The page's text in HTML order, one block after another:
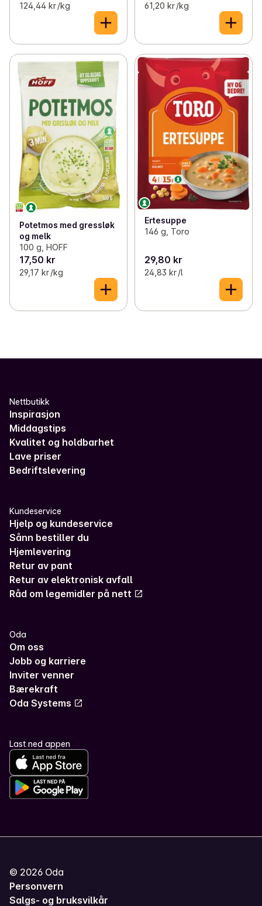
124,44 kr /kg 61,20 kr /kg
Potetmos med gressløk
og melk
100 g, HOFF
17,50 kr
29,17 kr /kg
Ertesuppe
146 g, Toro
29,80 kr
24,83 kr /l
Nettbutikk
Inspirasjon
Middagstips
Kvalitet og holdbarhet
Lave priser
Bedriftslevering
Kundeservice
Hjelp og kundeservice
Sånn bestiller du
Hjemlevering
Retur av pant
Retur av elektronisk avfall
Råd om legemidler på nett
Oda
Om oss
Jobb og karriere
Inviter venner
Bærekraft
Oda Systems
Last ned appen
© 2026 Oda
Personvern
Salgs- og bruksvilkår